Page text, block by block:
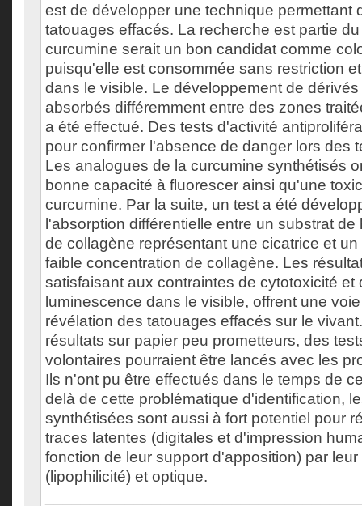
est de développer une technique permettant
tatouages effacés. La recherche est partie
curcumine serait un bon candidat comme
puisqu'elle est consommée sans restriction
dans le visible. Le développement de
absorbés différemment entre des zones
a été effectué. Des tests d'activité
pour confirmer l'absence de danger lors des
Les analogues de la curcumine synthétisés
bonne capacité à fluorescer ainsi qu'une
curcumine. Par la suite, un test a été
l'absorption différentielle entre un substrat
de collagène représentant une cicatrice et
faible concentration de collagène. Les
satisfaisant aux contraintes de cytotoxicité et
luminescence dans le visible, offrent une
révélation des tatouages effacés sur le
résultats sur papier peu prometteurs, des
volontaires pourraient être lancés avec les
Ils n'ont pu être effectués dans le temps de
delà de cette problématique d'identification,
synthétisées sont aussi à fort potentiel pour
traces latentes (digitales et d'impression
fonction de leur support d'apposition) par
(lipophilicité) et optique.